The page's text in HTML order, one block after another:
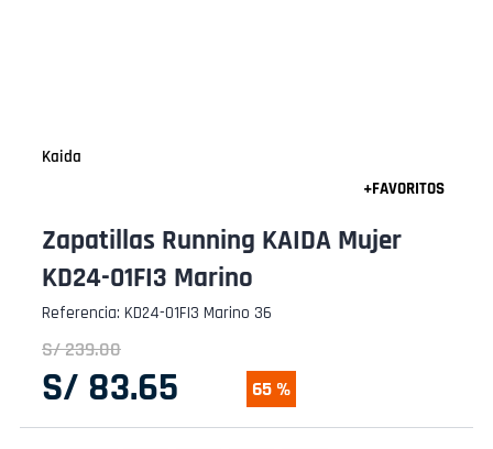
Kaida
Zapatillas Running KAIDA Mujer
KD24-01FI3 Marino
Referencia: KD24-01FI3 Marino 36
S/239.00
S/ 83.65 65 %